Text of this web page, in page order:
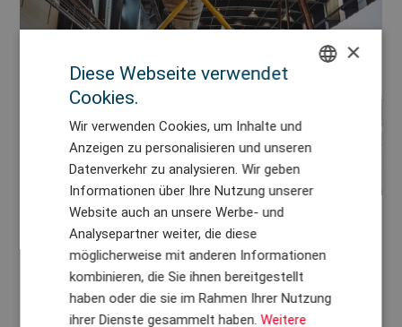
Was benötigen Sie für Ihre
Prüfanlagen?
DANISH
GERMAN
CHINESE (TRADITIONAL)
×
Diese Webseite verwendet
Cookies.
Wir verwenden Cookies, um Inhalte und
Anzeigen zu personalisieren und unseren
Datenverkehr zu analysieren. Wir geben
Informationen über Ihre Nutzung unserer
Website auch an unsere Werbe- und
Analysepartner weiter, die diese
möglicherweise mit anderen Informationen
kombinieren, die Sie ihnen bereitgestellt
haben oder die sie im Rahmen Ihrer Nutzung
ihrer Dienste gesammelt haben. Weitere